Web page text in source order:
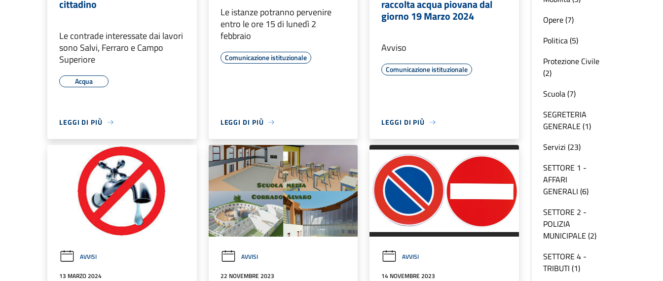
cittadino
Le contrade interessate dai lavori
sono Salvi, Ferraro e Campo
Superiore
Acqua
LEGGI DI PIÙ
Le istanze potranno pervenire
entro le ore 15 di lunedì 2
febbraio
Comunicazione istituzionale
LEGGI DI PIÙ
raccolta acqua piovana dal
giorno 19 Marzo 2024
Avviso
Comunicazione istituzionale
LEGGI DI PIÙ
AVVISI
13 MARZO 2024
AVVISI
22 NOVEMBRE 2023
AVVISI
14 NOVEMBRE 2023
Opere (7)
Politica (5)
Protezione Civile
(2)
Scuola (7)
SEGRETERIA
GENERALE (1)
Servizi (23)
SETTORE 1 -
AFFARI
GENERALI (6)
SETTORE 2 -
POLIZIA
MUNICIPALE (2)
SETTORE 4 -
TRIBUTI (1)